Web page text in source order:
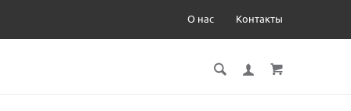
О нас Контакты